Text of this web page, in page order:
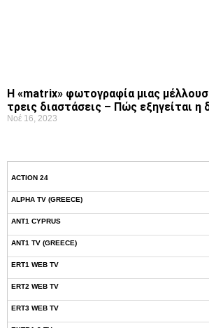
Η «matrix» φωτογραφία μιας
τρεις διαστάσεις – Πώς εξηγείται
Νοέ 16, 2023
ACTION 24
ALPHA TV (GREECE)
ANT1 CYPRUS
ANT1 TV (GREECE)
ERT1 WEB TV
ERT2 WEB TV
ERT3 WEB TV